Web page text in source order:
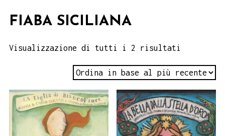
FIABA SICILIANA
Visualizzazione di tutti i 2 risultati